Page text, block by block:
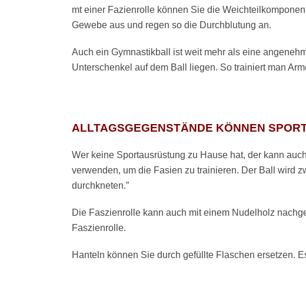
mt einer Fazienrolle können Sie die
Gewebe aus und regen so die Durchblutung an.
Auch ein Gymnastikball ist weit mehr als eine
Unterschenkel auf dem Ball liegen. So trainiert man
ALLTAGSGEGENSTÄNDE KÖNNEN
Wer keine Sportausrüstung zu Hause hat, der kann
verwenden, um die Fasien zu trainieren. Der Ball wird
durchkneten.”
Die Faszienrolle kann auch mit einem Nudelholz
Faszienrolle.
Hanteln können Sie durch gefüllte Flaschen ersetzen.